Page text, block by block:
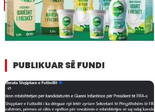
PUBLIKUAR SË FUNDI